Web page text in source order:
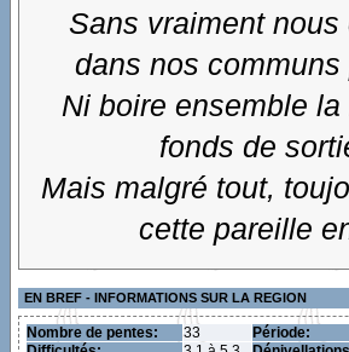
Sans vraiment nous
dans nos communs
Ni boire ensemble
fonds de
Mais malgré tout,
cette pareille
EN BREF - INFORMATIONS SUR LA REGION
Nombre de pentes: 33 Période: